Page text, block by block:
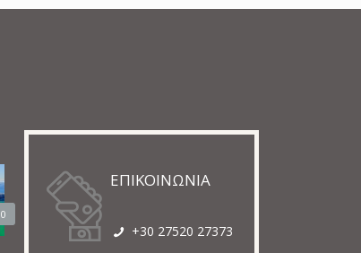
0
ΕΠΙΚΟΙΝΩΝΙΑ
+30 27520 27373